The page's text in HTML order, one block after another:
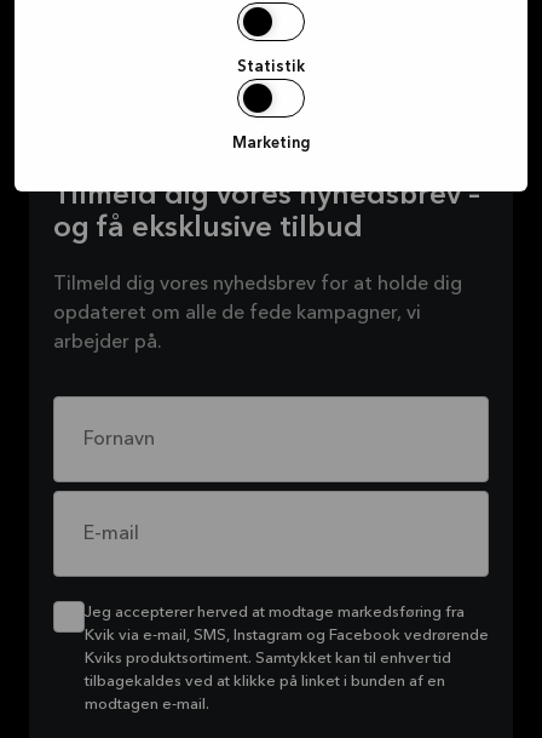
Statistik
Marketing
Tilmeld dig vores nyhedsbrev –
og få eksklusive tilbud
Tilmeld dig vores nyhedsbrev for at holde dig
opdateret om alle de fede kampagner, vi
arbejder på.
Fornavn
E-mail
Jeg accepterer herved at modtage markedsføring fra
Kvik via e-mail, SMS, Instagram og Facebook vedrørende
Kviks produktsortiment. Samtykket kan til enhver tid
tilbagekaldes ved at klikke på linket i bunden af en
modtagen e-mail.